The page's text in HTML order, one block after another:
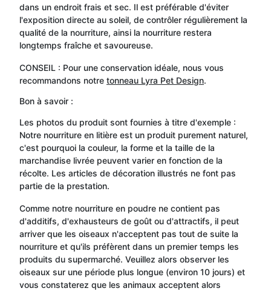
dans un endroit frais et sec. Il est préférable d'éviter
l'exposition directe au soleil, de contrôler régulièrement la
qualité de la nourriture, ainsi la nourriture restera
longtemps fraîche et savoureuse.
CONSEIL : Pour une conservation idéale, nous vous
recommandons notre tonneau Lyra Pet Design.
Bon à savoir :
Les photos du produit sont fournies à titre d'exemple :
Notre nourriture en litière est un produit purement naturel,
c'est pourquoi la couleur, la forme et la taille de la
marchandise livrée peuvent varier en fonction de la
récolte. Les articles de décoration illustrés ne font pas
partie de la prestation.
Comme notre nourriture en poudre ne contient pas
d'additifs, d'exhausteurs de goût ou d'attractifs, il peut
arriver que les oiseaux n'acceptent pas tout de suite la
nourriture et qu'ils préfèrent dans un premier temps les
produits du supermarché. Veuillez alors observer les
oiseaux sur une période plus longue (environ 10 jours) et
vous constaterez que les animaux acceptent alors